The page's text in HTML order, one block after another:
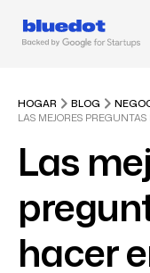
HOGAR BLOG
Las
hacer